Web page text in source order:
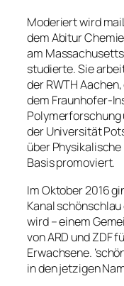
Moderiert wird
dem Abitur
am
studierte. Sie
der RWTH
dem Fraunhofer-
Polymerforschung
der Universität
über
Basis promoviert.
Im Oktober 2016
Kanal
wird – einem
von ARD und ZDF
Erwachsene.
in den jetzigen